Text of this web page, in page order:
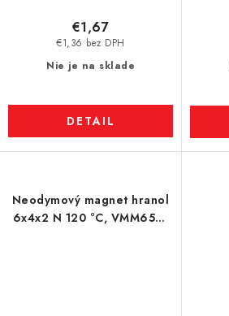
Nie je na sklade
€1,36 bez DPH
€1,67
DETAIL
Neodymový magnet hranol
6x4x2 N 120 °C, VMM65H-